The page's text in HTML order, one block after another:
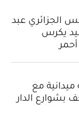
الجزائري عبد
يكرس
مع
بشوارع الدار